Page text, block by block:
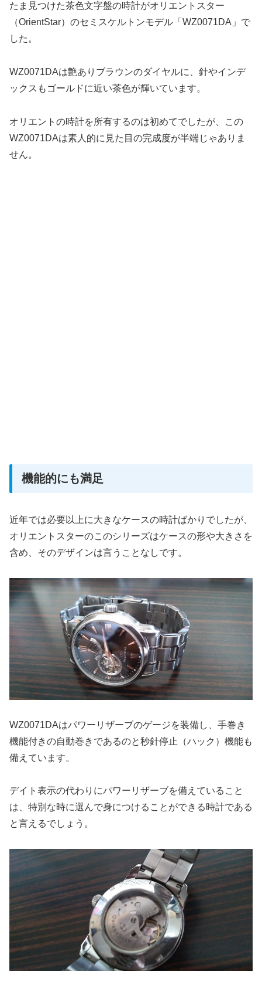
たま見つけた茶色文字盤の時計がオリエントスター
（OrientStar）のセミスケルトンモデル「WZ0071DA」で
した。
WZ0071DAは艶ありブラウンのダイヤルに、針やインデ
ックスもゴールドに近い茶色が輝いています。
オリエントの時計を所有するのは初めてでしたが、この
WZ0071DAは素人的に見た目の完成度が半端じゃありま
せん。
機能的にも満足
近年では必要以上に大きなケースの時計ばかりでしたが、
オリエントスターのこのシリーズはケースの形や大きさを
含め、そのデザインは言うことなしです。
WZ0071DAはパワーリザーブのゲージを装備し、手巻き
機能付きの自動巻きであるのと秒針停止（ハック）機能も
備えています。
デイト表示の代わりにパワーリザーブを備えていること
は、特別な時に選んで身につけることができる時計である
と言えるでしょう。